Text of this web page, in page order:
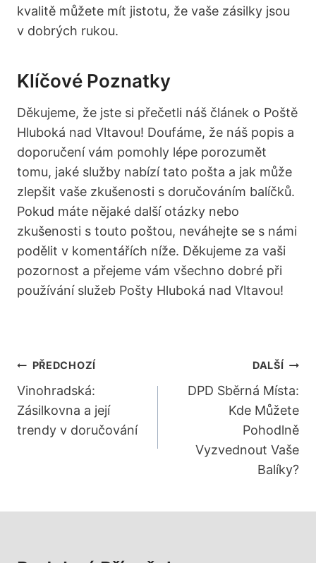
kvalitě můžete mít jistotu, že vaše zásilky jsou
v dobrých rukou.
Klíčové Poznatky
Děkujeme, že jste si přečetli náš článek o Poště
Hluboká nad Vltavou! Doufáme, že náš popis a
doporučení vám pomohly lépe porozumět
tomu, jaké služby nabízí tato pošta a jak může
zlepšit vaše zkušenosti s doručováním balíčků.
Pokud máte nějaké další otázky nebo
zkušenosti s touto poštou, neváhejte se s námi
podělit v komentářích níže. Děkujeme za vaši
pozornost a přejeme vám všechno dobré při
používání služeb Pošty Hluboká nad Vltavou!
Navigace
Pro
Příspěvek
PŘEDCHOZÍ
Vinohradská:
Zásilkovna a její
trendy v doručování
DALŠÍ
DPD Sběrná Místa:
Kde Můžete
Pohodlně
Vyzvednout Vaše
Balíky?